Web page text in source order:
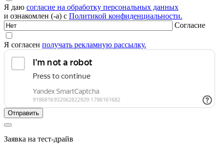
Я даю согласие на обработку персональных данных
и ознакомлен (-а) с Политикой конфиденциальности.
Согласие
Я согласен получать рекламную рассылку.
Заявка на тест-драйв